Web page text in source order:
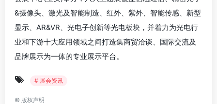
&摄像头、激光及智能制造、红外、紫外、智能传感、新型
显示、AR&VR、光电子创新等光电板块，并着力为光电行
业和下游十大应用领域之间打造集商贸洽谈、国际交流及
品牌展示为一体的专业展示平台。
# 展会资讯
© 版权声明